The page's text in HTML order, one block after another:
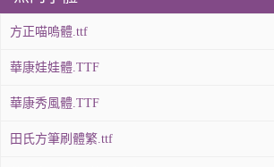
方正喵嗚體.ttf
華康娃娃體.TTF
華康秀風體.TTF
田氏方筆刷體繁.ttf